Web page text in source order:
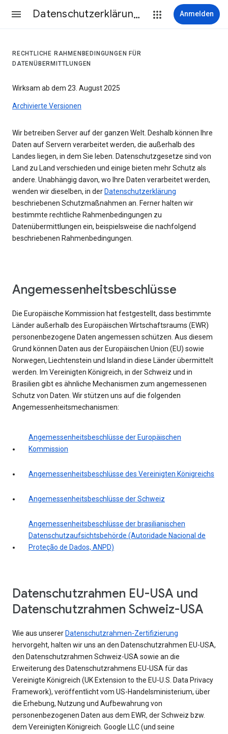
Datenschutzerklärung & Nutzungsbedingungen Anmelden
RECHTLICHE RAHMENBEDINGUNGEN FÜR
DATENÜBERMITTLUNGEN
Wirksam ab dem 23. August 2025
Archivierte Versionen
Wir betreiben Server auf der ganzen Welt. Deshalb können Ihre
Daten auf Servern verarbeitet werden, die außerhalb des
Landes liegen, in dem Sie leben. Datenschutzgesetze sind von
Land zu Land verschieden und einige bieten mehr Schutz als
andere. Unabhängig davon, wo Ihre Daten verarbeitet werden,
wenden wir dieselben, in der Datenschutzerklärung
beschriebenen Schutzmaßnahmen an. Ferner halten wir
bestimmte rechtliche Rahmenbedingungen zu
Datenübermittlungen ein, beispielsweise die nachfolgend
beschriebenen Rahmenbedingungen.
Angemessenheitsbeschlüsse
Die Europäische Kommission hat festgestellt, dass bestimmte
Länder außerhalb des Europäischen Wirtschaftsraums (EWR)
personenbezogene Daten angemessen schützen. Aus diesem
Grund können Daten aus der Europäischen Union (EU) sowie
Norwegen, Liechtenstein und Island in diese Länder übermittelt
werden. Im Vereinigten Königreich, in der Schweiz und in
Brasilien gibt es ähnliche Mechanismen zum angemessenen
Schutz von Daten. Wir stützen uns auf die folgenden
Angemessenheitsmechanismen:
Angemessenheitsbeschlüsse der Europäischen
Kommission
Angemessenheitsbeschlüsse des Vereinigten Königreichs
Angemessenheitsbeschlüsse der Schweiz
Angemessenheitsbeschlüsse der brasilianischen
Datenschutzaufsichtsbehörde (Autoridade Nacional de
Proteção de Dados, ANPD)
Datenschutzrahmen EU-USA und
Datenschutzrahmen Schweiz-USA
Wie aus unserer Datenschutzrahmen-Zertifizierung
hervorgeht, halten wir uns an den Datenschutzrahmen EU-USA,
den Datenschutzrahmen Schweiz-USA sowie an die
Erweiterung des Datenschutzrahmens EU-USA für das
Vereinigte Königreich (UK Extension to the EU-U.S. Data Privacy
Framework), veröffentlicht vom US-Handelsministerium, über
die Erhebung, Nutzung und Aufbewahrung von
personenbezogenen Daten aus dem EWR, der Schweiz bzw.
dem Vereinigten Königreich. Google LLC (und seine